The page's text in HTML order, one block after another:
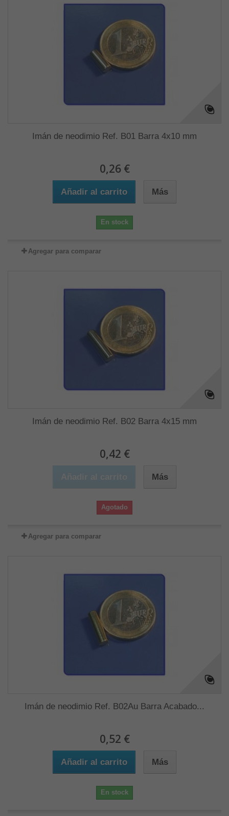
Imán de neodimio Ref. B01 Barra 4x10 mm
0,26 €
Añadir al carrito Más
En stock
Agregar para comparar
Imán de neodimio Ref. B02 Barra 4x15 mm
0,42 €
Más
Agotado
Agregar para comparar
Imán de neodimio Ref. B02Au Barra Acabado...
0,52 €
Añadir al carrito Más
En stock